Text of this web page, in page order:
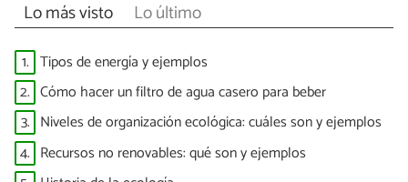
Lo más visto Lo último
1. Tipos de energía y ejemplos
2. Cómo hacer un filtro de agua casero para beber
3. Niveles de organización ecológica: cuáles son y ejemplos
4. Recursos no renovables: qué son y ejemplos